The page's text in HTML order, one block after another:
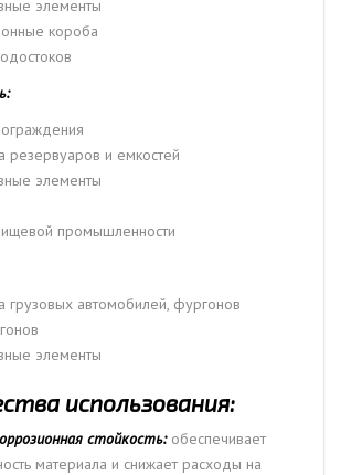
элементы
короба
резервуаров и емкостей
элементы
промышленности
грузовых автомобилей, фургонов
элементы
использования:
стойкость: обеспечивает
материала и снижает расходы на